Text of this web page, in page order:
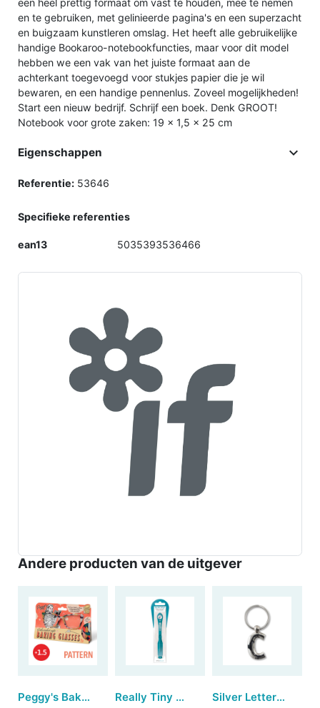
een heel prettig formaat om vast te houden, mee te nemen
en te gebruiken, met gelinieerde pagina's en een superzacht
en buigzaam kunstleren omslag. Het heeft alle gebruikelijke
handige Bookaroo-notebookfuncties, maar voor dit model
hebben we een vak van het juiste formaat aan de
achterkant toegevoegd voor stukjes papier die je wil
bewaren, en een handige pennenlus. Zoveel mogelijkheden!
Start een nieuw bedrijf. Schrijf een boek. Denk GROOT!
Notebook voor grote zaken: 19 x 1,5 x 25 cm
Eigenschappen 
Referentie: 53646
Specifieke referenties
ean13 5035393536466
Andere producten van de uitgever
Peggy's Baking Glasses - Pattern (+1.5) (set van 3) Really Tiny Book Light - Blue Silver Letter Keyring - C (set van 3)